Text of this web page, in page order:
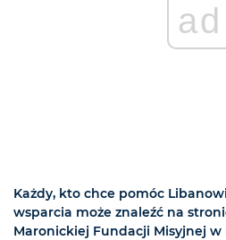
ad
Każdy, kto chce pomóc
wsparcia może znaleźć na
Maronickiej Fundacji Misyjnej